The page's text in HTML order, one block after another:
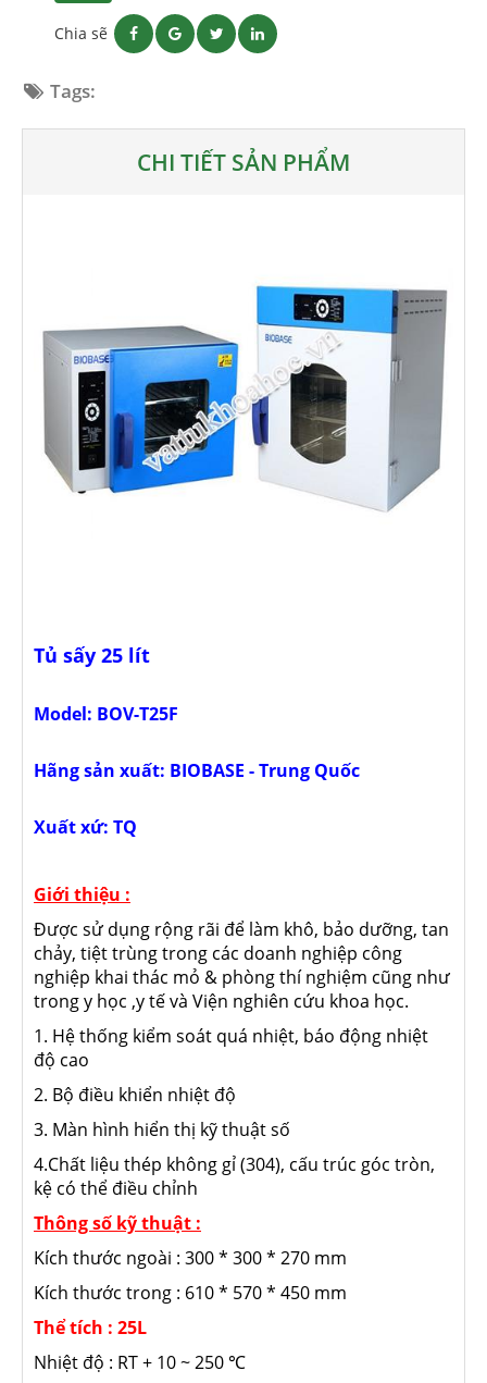
Chia sẽ
Tags:
CHI TIẾT SẢN PHẨM
Tủ sấy 25 lít
Model: BOV-T25F
Hãng sản xuất: BIOBASE - Trung Quốc
Xuất xứ: TQ
Giới thiệu :
Được sử dụng rộng rãi để làm khô, bảo dưỡng, tan
chảy, tiệt trùng trong các doanh nghiệp công
nghiệp khai thác mỏ & phòng thí nghiệm cũng như
trong y học ,y tế và Viện nghiên cứu khoa học.
1. Hệ thống kiểm soát quá nhiệt, báo động nhiệt
độ cao
2. Bộ điều khiển nhiệt độ
3. Màn hình hiển thị kỹ thuật số
4.Chất liệu thép không gỉ (304), cấu trúc góc tròn,
kệ có thể điều chỉnh
Thông số kỹ thuật :
Kích thước ngoài : 300 * 300 * 270 mm
Kích thước trong : 610 * 570 * 450 mm
Thể tích : 25L
Nhiệt độ : RT + 10 ~ 250 ℃